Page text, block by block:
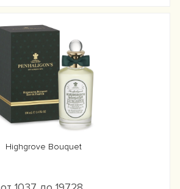
Highgrove Bouquet